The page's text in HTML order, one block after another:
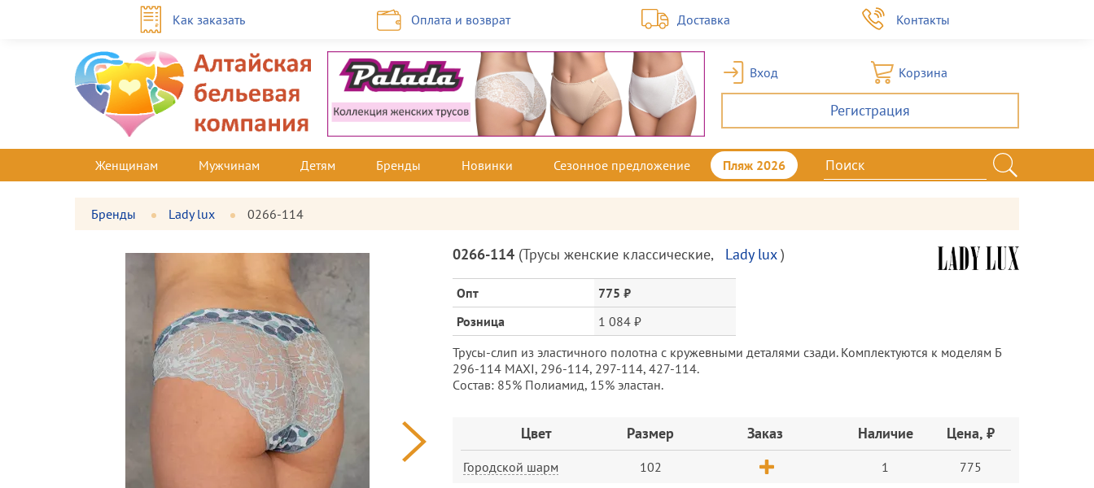
Как заказать Оплата и возврат Доставка Контакты
Вход Корзина
Регистрация
Женщинам Мужчинам Детям Бренды Новинки Сезонное предложение Пляж 2026
Бренды Lady lux 0266-114
Фотографии
Большая
Описание
и
цена
0266-114 (Трусы женские классические, Lady lux )
Опт
775 ₽
Розница
1 084 ₽
Трусы-слип из эластичного полотна с кружевными деталями сзади. Комплектуются к моделям Б
296-114 MAXI, 296-114, 297-114, 427-114.
Cостав: 85% Полиамид, 15% эластан.
Цвет Размер Заказ Наличие Цена, ₽
Городской шарм 102 1 775